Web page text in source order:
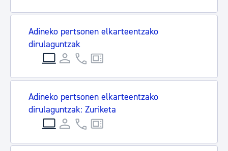
Adineko pertsonen elkarteentzako
dirulaguntzak
Adineko pertsonen elkarteentzako
dirulaguntzak: Zuriketa